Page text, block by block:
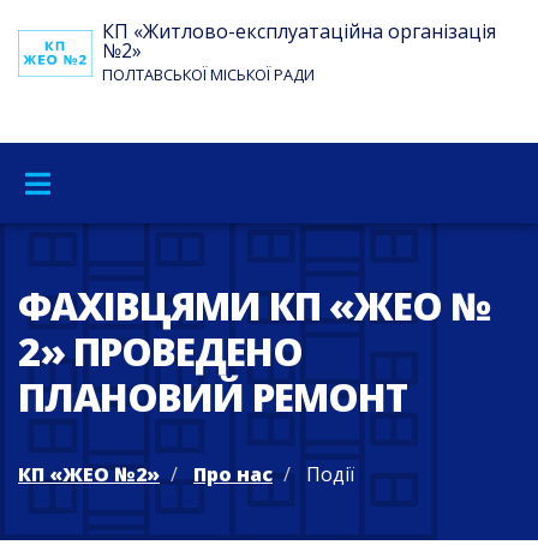
КП «Житлово-експлуатаційна організація
№2»
ПОЛТАВСЬКОЇ МІСЬКОЇ РАДИ
ФАХІВЦЯМИ КП «ЖЕО №
2» ПРОВЕДЕНО
ПЛАНОВИЙ РЕМОНТ
КП «ЖЕО №2» Про нас Події